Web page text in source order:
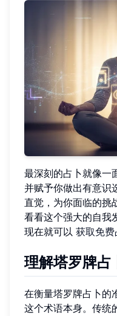
最深刻的占卜就像一
并赋予你做出有意识
直觉，为你面临的挑
看看这个强大的自我
现在就可以 获取免费
理解塔罗牌占
在衡量塔罗牌占卜的
这个术语本身。传统